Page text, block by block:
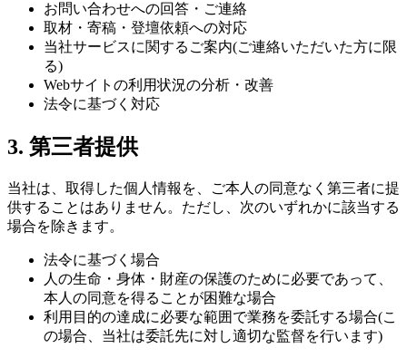
お問い合わせへの回答・ご連絡
取材・寄稿・登壇依頼への対応
当社サービスに関するご案内(ご連絡いただいた方に限
る)
Webサイトの利用状況の分析・改善
法令に基づく対応
3. 第三者提供
当社は、取得した個人情報を、ご本人の同意なく第三者に提
供することはありません。ただし、次のいずれかに該当する
場合を除きます。
法令に基づく場合
人の生命・身体・財産の保護のために必要であって、
本人の同意を得ることが困難な場合
利用目的の達成に必要な範囲で業務を委託する場合(こ
の場合、当社は委託先に対し適切な監督を行います)